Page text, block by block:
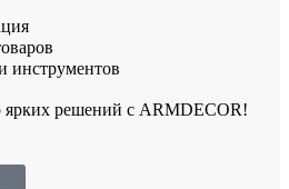
инструментов
ярких решений с ARMDECOR!